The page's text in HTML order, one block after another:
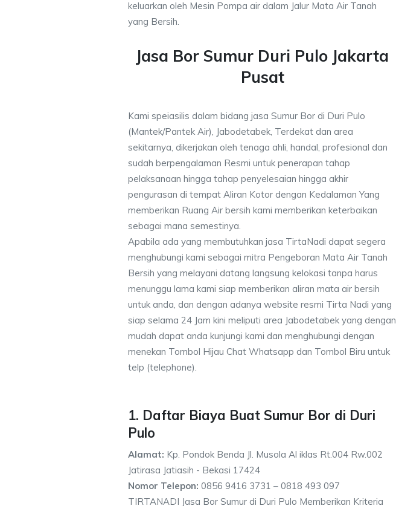
keluarkan oleh Mesin Pompa air dalam Jalur Mata Air Tanah
yang Bersih.
Jasa Bor Sumur Duri Pulo Jakarta
Pusat
Kami speiasilis dalam bidang jasa Sumur Bor di Duri Pulo
(Mantek/Pantek Air), Jabodetabek, Terdekat dan area
sekitarnya, dikerjakan oleh tenaga ahli, handal, profesional dan
sudah berpengalaman Resmi untuk penerapan tahap
pelaksanaan hingga tahap penyelesaian hingga akhir
pengurasan di tempat Aliran Kotor dengan Kedalaman Yang
memberikan Ruang Air bersih kami memberikan keterbaikan
sebagai mana semestinya.
Apabila ada yang membutuhkan jasa TirtaNadi dapat segera
menghubungi kami sebagai mitra Pengeboran Mata Air Tanah
Bersih yang melayani datang langsung kelokasi tanpa harus
menunggu lama kami siap memberikan aliran mata air bersih
untuk anda, dan dengan adanya website resmi Tirta Nadi yang
siap selama 24 Jam kini meliputi area Jabodetabek yang dengan
mudah dapat anda kunjungi kami dan menghubungi dengan
menekan Tombol Hijau Chat Whatsapp dan Tombol Biru untuk
telp (telephone).
1. Daftar Biaya Buat Sumur Bor di Duri
Pulo
Alamat: Kp. Pondok Benda Jl. Musola Al iklas Rt.004 Rw.002
Jatirasa Jatiasih - Bekasi 17424
Nomor Telepon: 0856 9416 3731 – 0818 493 097
TIRTANADI Jasa Bor Sumur di Duri Pulo Memberikan Kriteria